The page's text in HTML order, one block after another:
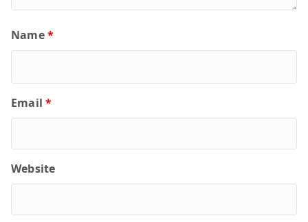
Name*
Email*
Website